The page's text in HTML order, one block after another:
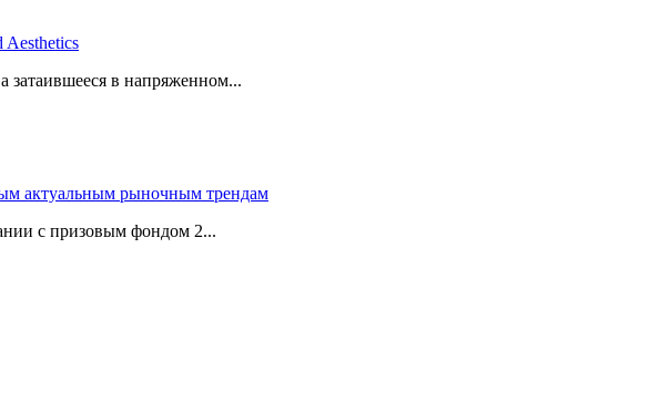
затаившееся в напряженном...
актуальным рыночным трендам
с призовым фондом 2...